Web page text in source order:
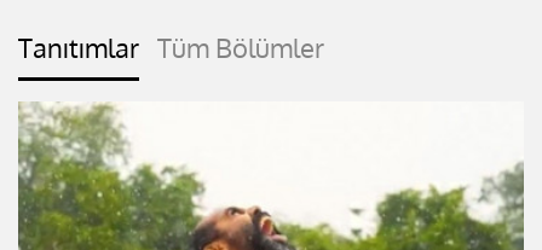
Tanıtımlar Tüm Bölümler